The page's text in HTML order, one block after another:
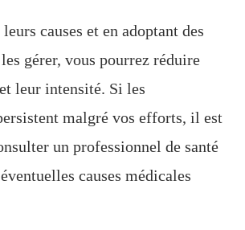
causes et en adoptant des
gérer, vous pourrez réduire
leur intensité. Si les
malgré vos efforts, il est
un professionnel de santé
causes médicales